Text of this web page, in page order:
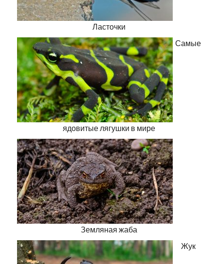
Ласточки
Самые
ядовитые лягушки в мире
Земляная жаба
Жук